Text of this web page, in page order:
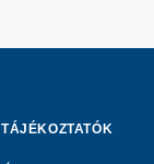
TÁJÉKOZTATÓK